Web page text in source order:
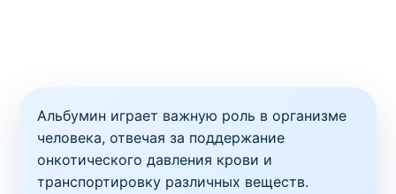
Альбумин играет важную роль в организме
человека, отвечая за поддержание
онкотического давления крови и
транспортировку различных веществ.